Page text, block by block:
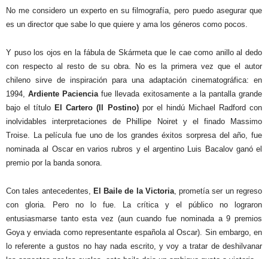
No me considero un experto en su filmografía, pero puedo asegurar que
es un director que sabe lo que quiere y ama los géneros como pocos.
Y puso los ojos en la fábula de Skármeta que le cae como anillo al dedo
con respecto al resto de su obra. No es la primera vez que el autor
chileno sirve de inspiración para una adaptación cinematográfica: en
1994,Ardiente Paciencia fue llevada exitosamente a la pantalla grande
bajo el títuloEl Cartero (Il Postino)por el hindú Michael Radford con
inolvidables interpretaciones de Phillipe Noiret y el finado Massimo
Troise. La película fue uno de los grandes éxitos sorpresa del año, fue
nominada al Oscar en varios rubros y el argentino Luis Bacalov ganó el
premio por la banda sonora.
Con tales antecedentes, El Baile de la Victoria, prometía ser un regreso
con gloria. Pero no lo fue. La crítica y el público no lograron
entusiasmarse tanto esta vez (aun cuando fue nominada a 9 premios
Goya y enviada como representante española al Oscar). Sin embargo, en
lo referente a gustos no hay nada escrito, y voy a tratar de deshilvanar